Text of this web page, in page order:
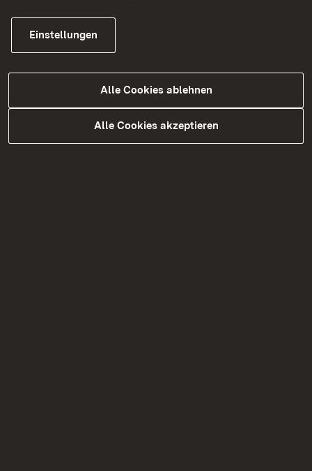
Die aktuelle Ausbildungsvergütung ist bei den
Einstellungen
Alle Cookies ablehnen
Alle Cookies akzeptieren